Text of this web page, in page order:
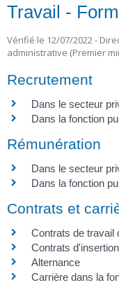
Travail -
Vérifié le 12/07/2022 -
administrative (Premier
Recrutement
Dans le secteur
Dans la fonction
Rémunération
Dans le secteur
Dans la fonction
Contrats et
Contrats de travail
Contrats d'insertion
Alternance
Carrière dans la